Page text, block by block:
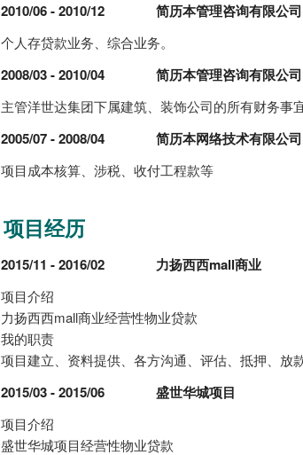
2010/06 - 2010/12 简历本管理咨询有限公司
个人存贷款业务、综合业务。
2008/03 - 2010/04 简历本管理咨询有限公司
主管洋世达集团下属建筑、装饰公司的所有财务事
2005/07 - 2008/04 简历本网络技术有限公司
项目成本核算、涉税、收付工程款等
项目经历
2015/11 - 2016/02 力扬西西mall商业
项目介绍
力扬西西mall商业经营性物业贷款
我的职责
项目建立、资料提供、各方沟通、评估、抵押、放
2015/03 - 2015/06 盛世华城项目
项目介绍
盛世华城项目经营性物业贷款